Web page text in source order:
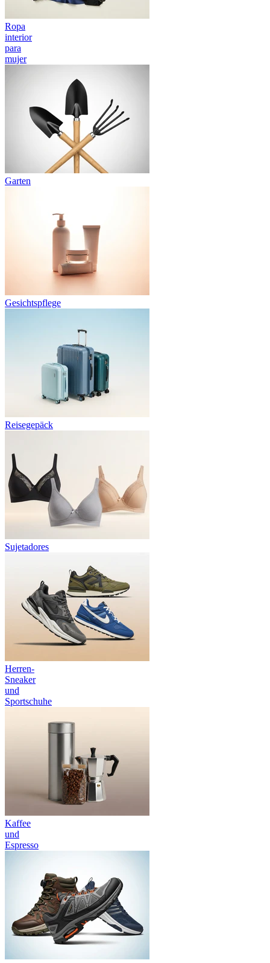
Ropa
interior
para
mujer
Garten
Gesichtspflege
Reisegepäck
Sujetadores
Herren-
Sneaker
und
Sportschuhe
Kaffee
und
Espresso